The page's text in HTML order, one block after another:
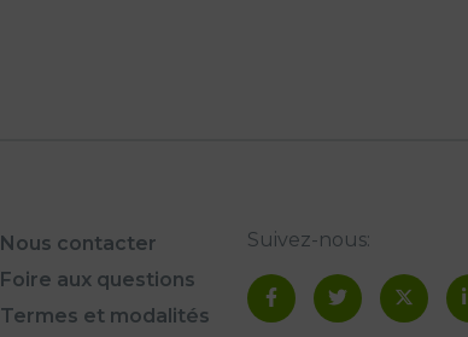
Nous contacter
Foire aux questions
Termes et modalités
Suivez-nous: